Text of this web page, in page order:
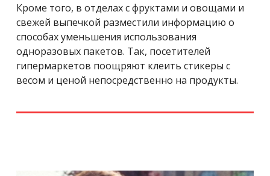
Кроме того, в отделах с фруктами и овощами и
свежей выпечкой разместили информацию о
способах уменьшения использования
одноразовых пакетов. Так, посетителей
гипермаркетов поощряют клеить стикеры с
весом и ценой непосредственно на продукты.